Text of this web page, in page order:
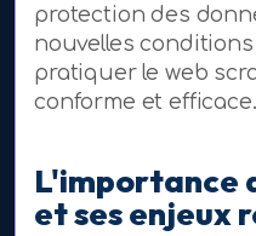
protection des
nouvelles
pratiquer le web
conforme et efficace.
L'importance
et ses enjeux